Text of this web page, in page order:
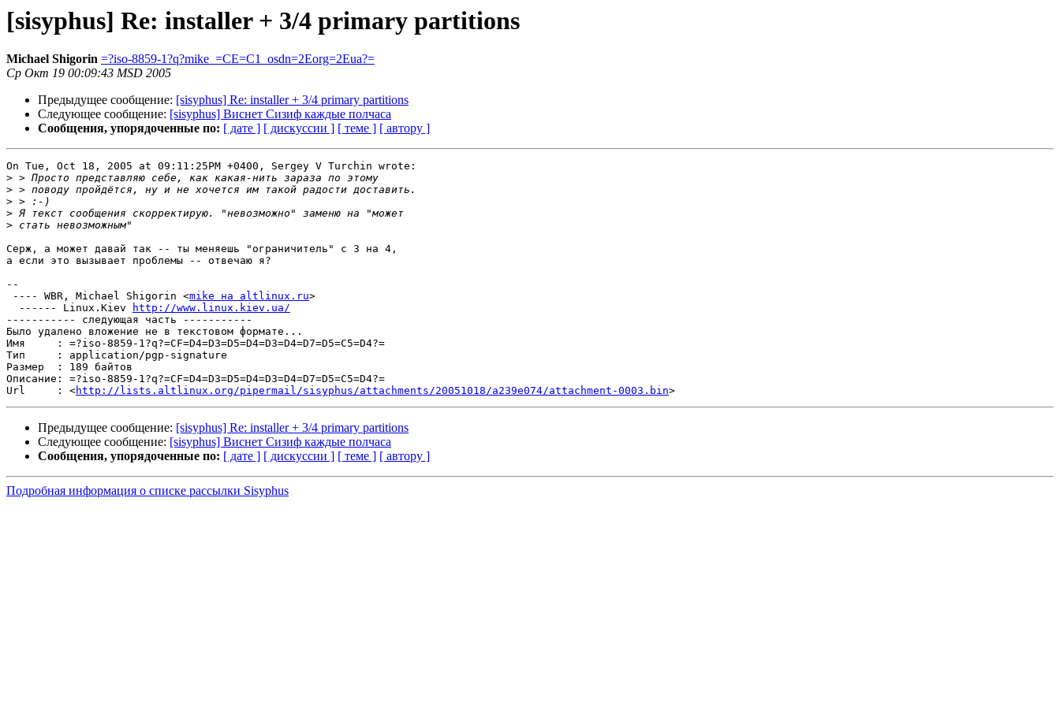
[sisyphus] Re: installer + 3/4 primary partitions
Michael Shigorin =?iso-8859-1?q?mike_=CE=C1_osdn=2Eorg=2Eua?=
Ср Окт 19 00:09:43 MSD 2005
Предыдущее сообщение: [sisyphus] Re: installer + 3/4 primary partitions
Следующее сообщение: [sisyphus] Виснет Сизиф каждые полчаса
Сообщения, упорядоченные по: [ дате ] [ дискуссии ] [ теме ] [ автору ]
On Tue, Oct 18, 2005 at 09:11:25PM +0400, Sergey V Turchin wrote:
>
>
>
>
>
Серж, а может давай так -- ты меняешь "ограничитель" с 3 на 4,
а если это вызывает проблемы -- отвечаю я?
--
---- WBR, Michael Shigorin <mike на altlinux.ru>
  ------ Linux.Kiev
http://www.linux.kiev.ua/
----------- следующая часть -----------
Было удалено вложение не в текстовом формате...
Имя     : =?iso-8859-1?q?=CF=D4=D3=D5=D4=D3=D4=D7=D5=C5=D4?=
Тип     : application/pgp-signature
Размер  : 189 байтов
Описание: =?iso-8859-1?q?=CF=D4=D3=D5=D4=D3=D4=D7=D5=C5=D4?=
Url     : <http://lists.altlinux.org/pipermail/sisyphus/attachments/20051018/a239e074/attachment-0003.bin
Предыдущее сообщение: [sisyphus] Re: installer + 3/4 primary partitions
Следующее сообщение: [sisyphus] Виснет Сизиф каждые полчаса
Сообщения, упорядоченные по: [ дате ] [ дискуссии ] [ теме ] [ автору ]
Подробная информация о списке рассылки Sisyphus